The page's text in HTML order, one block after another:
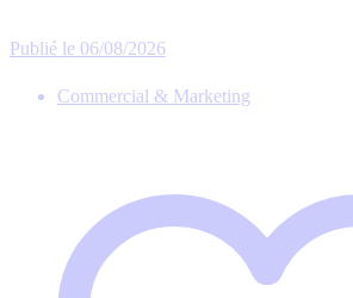
Publié le 06/08/2026
Commercial & Marketing